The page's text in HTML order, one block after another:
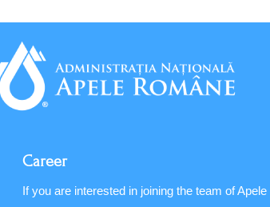
Career
If you are interested in joining the team of Apele